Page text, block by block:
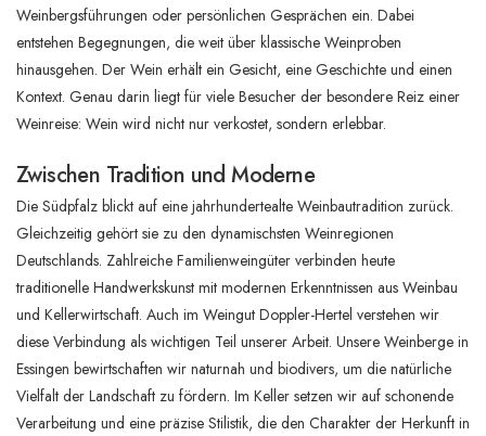
Weinbergsführungen oder persönlichen Gesprächen ein. Dabei
entstehen Begegnungen, die weit über klassische Weinproben
hinausgehen. Der Wein erhält ein Gesicht, eine Geschichte und einen
Kontext. Genau darin liegt für viele Besucher der besondere Reiz einer
Weinreise: Wein wird nicht nur verkostet, sondern erlebbar.
Zwischen Tradition und Moderne
Die Südpfalz blickt auf eine jahrhundertealte Weinbautradition zurück.
Gleichzeitig gehört sie zu den dynamischsten Weinregionen
Deutschlands. Zahlreiche Familienweingüter verbinden heute
traditionelle Handwerkskunst mit modernen Erkenntnissen aus Weinbau
und Kellerwirtschaft. Auch im Weingut Doppler-Hertel verstehen wir
diese Verbindung als wichtigen Teil unserer Arbeit. Unsere Weinberge in
Essingen bewirtschaften wir naturnah und biodivers, um die natürliche
Vielfalt der Landschaft zu fördern. Im Keller setzen wir auf schonende
Verarbeitung und eine präzise Stilistik, die den Charakter der Herkunft in